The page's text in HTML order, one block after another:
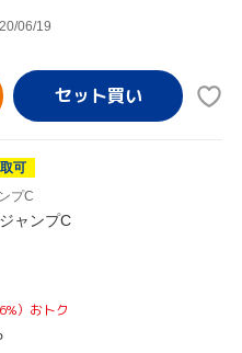
06/19
可
プC
ャンプC
）おトク